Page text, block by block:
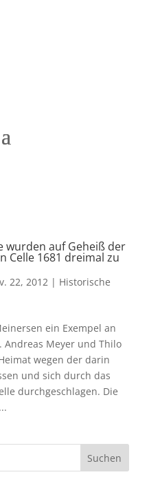
wurden auf Geheiß der
Celle 1681 dreimal zu
22, 2012| Historische
ein Exempel an
Meyer und Thilo
wegen der darin
und sich durch das
durchgeschlagen. Die